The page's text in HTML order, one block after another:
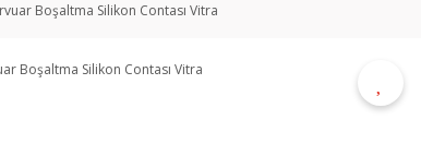
Boşaltma Silikon Contası Vitra